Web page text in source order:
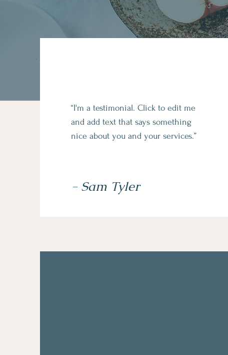
“I'm a testimonial. Click to edit me
and add text that says something
nice about you and your services.”
- Sam Tyler